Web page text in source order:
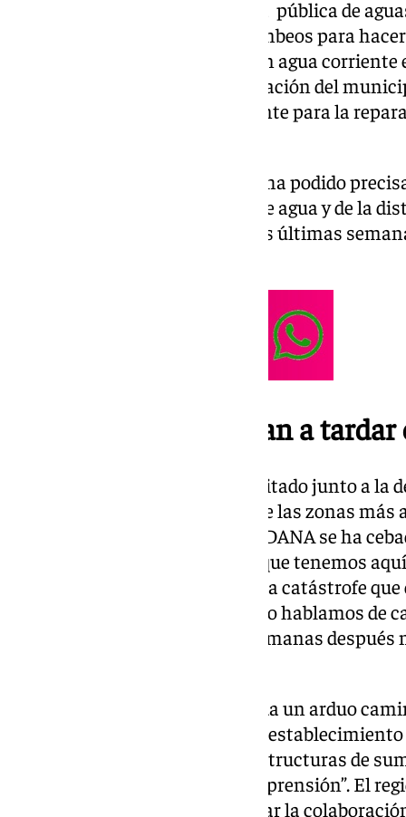
potable, una vez que la empresa pública de
conseguido reestablecer los bombeos para
municipal. Donde aún no tienen agua
que vive casi la mitad de la población del
tiene un arduo trabajo por delante para la
El alcalde, José Miguel Ruiz, no ha podido
aun del suministro con cubas de agua y de la
que vienen realizando en las dos últimas
Una catástrofe que van a
El regidor municipal, que ha visitado junto a la
Málaga, Patricia Navarro, una de las zonas
municipio, ha señalado que “la DANA se ha
pero haciendo una visual de lo que tenemos
podemos ver la magnitud de esta catástrofe
cuadrado en unas horas. Cuando hablamos de
quedamos cortos porque dos semanas
Ruiz ha advertido que “nos queda un arduo
reparar los accesos, carriles, el
dañado que han sido las infraestructuras de
tiempo por lo que pedimos comprensión”. El
la visita de Navarro para solicitar la